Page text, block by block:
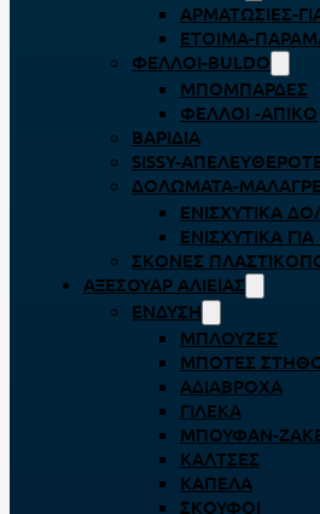
ΑΡΜΑΤΩΣΙΈΣ-
ΈΤΟΙΜΑ-
ΦΕΛΛΟΊ-BULDO
ΜΠΟΜΠΆΡΔΕΣ
ΦΕΛΛΟΊ -ΑΠΊΚΟ
ΒΑΡΊΔΙΑ
SISSY-
ΔΟΛΏΜΑΤΑ-
ΕΝΙΣΧΥΤΙΚΆ
ΕΝΙΣΧΥΤΙΚΆ ΓΙΑ
ΣΚΌΝΕΣ
ΑΞΕΣΟΥΆΡ ΑΛΙΕΊΑΣ
ΈΝΔΥΣΗ
ΜΠΛΟΎΖΕΣ
ΜΠΌΤΕΣ
ΑΔΙΆΒΡΟΧΑ
ΓΙΛΈΚΑ
ΜΠΟΥΦΆΝ-
ΚΆΛΤΣΕΣ
ΚΑΠΈΛΑ
ΣΚΟΎΦΟΙ